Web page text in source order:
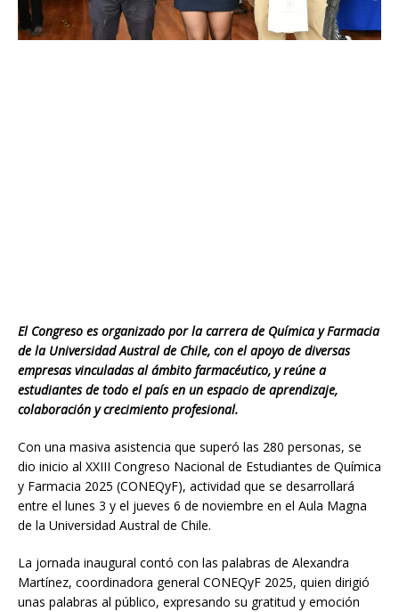
El Congreso es organizado por la carrera de Química y Farmacia
de la Universidad Austral de Chile, con el apoyo de diversas
empresas vinculadas al ámbito farmacéutico, y reúne a
estudiantes de todo el país en un espacio de aprendizaje,
colaboración y crecimiento profesional.
Con una masiva asistencia que superó las 280 personas, se
dio inicio al XXIII Congreso Nacional de Estudiantes de Química
y Farmacia 2025 (CONEQyF), actividad que se desarrollará
entre el lunes 3 y el jueves 6 de noviembre en el Aula Magna
de la Universidad Austral de Chile.
La jornada inaugural contó con las palabras de Alexandra
Martínez, coordinadora general CONEQyF 2025, quien dirigió
unas palabras al público, expresando su gratitud y emoción